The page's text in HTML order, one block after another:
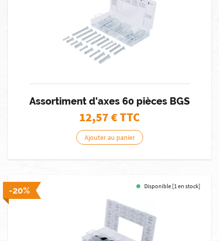
Assortiment d'axes 60 pièces BGS
12,57€ TTC
Ajouter au panier
-20% Disponible [1 en stock]